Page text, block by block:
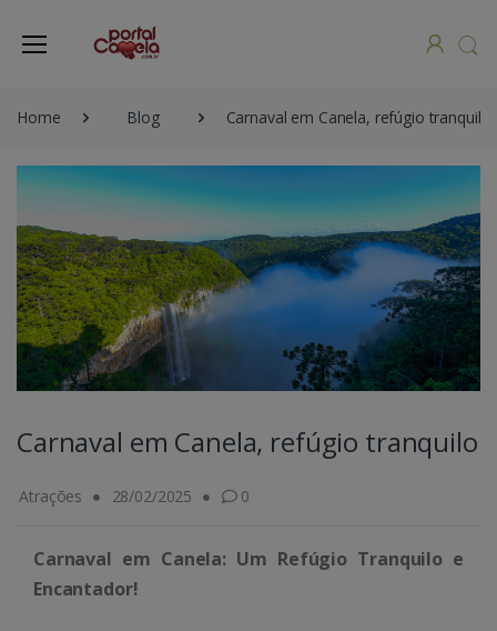
Home Blog Carnaval em Canela, refúgio tranquilo
Carnaval em Canela, refúgio tranquilo
Atrações 28/02/2025 0
Carnaval em Canela: Um Refúgio Tranquilo e
Encantador!